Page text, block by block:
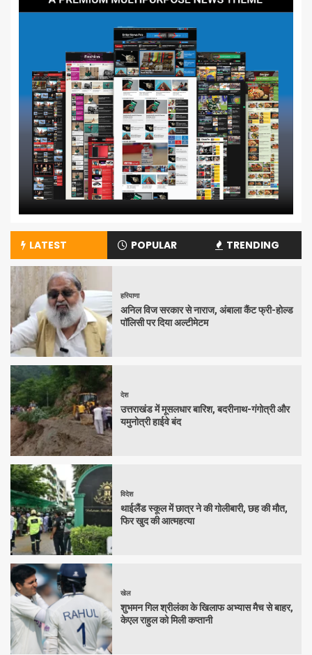
LATEST POPULAR TRENDING
हरियाणा
अनिल विज सरकार से नाराज, अंबाला कैंट फ्री-होल्ड
पॉलिसी पर दिया अल्टीमेटम
देश
उत्तराखंड में मूसलधार बारिश, बदरीनाथ-गंगोत्री और
यमुनोत्री हाईवे बंद
विदेश
थाईलैंड स्कूल में छात्र ने की गोलीबारी, छह की मौत,
फिर खुद की आत्महत्या
खेल
शुभमन गिल श्रीलंका के खिलाफ अभ्यास मैच से बाहर,
केएल राहुल को मिली कप्तानी